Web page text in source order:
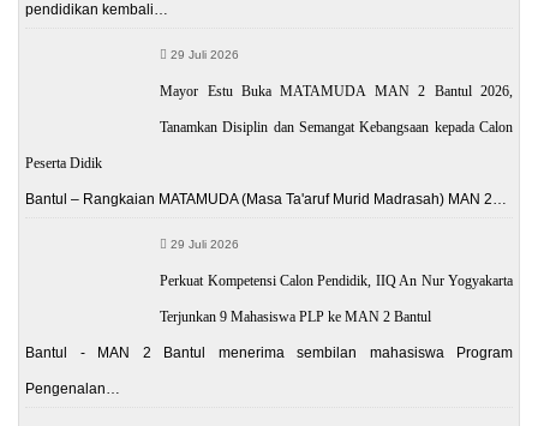
pendidikan kembali…
29 Juli 2026
Mayor Estu Buka MATAMUDA MAN 2 Bantul 2026,
Tanamkan Disiplin dan Semangat Kebangsaan kepada Calon
Peserta Didik
Bantul – Rangkaian MATAMUDA (Masa Ta'aruf Murid Madrasah) MAN 2…
29 Juli 2026
Perkuat Kompetensi Calon Pendidik, IIQ An Nur Yogyakarta
Terjunkan 9 Mahasiswa PLP ke MAN 2 Bantul
Bantul - MAN 2 Bantul menerima sembilan mahasiswa Program
Pengenalan…